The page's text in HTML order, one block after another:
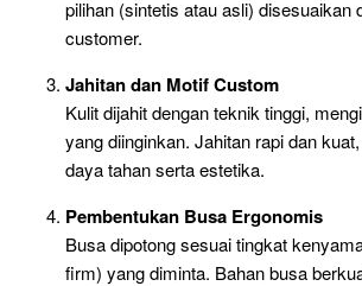
pilihan (sintetis atau asli) disesuaikan
customer.
Jahitan dan Motif Custom
Kulit dijahit dengan teknik tinggi,
yang diinginkan. Jahitan rapi dan
daya tahan serta estetika.
Pembentukan Busa Ergonomis
Busa dipotong sesuai tingkat
firm) yang diminta. Bahan busa